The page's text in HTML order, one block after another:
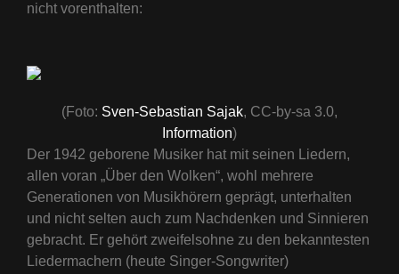
nicht vorenthalten:
(Foto: Sven-Sebastian Sajak, CC-by-sa 3.0,
Information)
Der 1942 geborene Musiker hat mit seinen Liedern,
allen voran „Über den Wolken“, wohl mehrere
Generationen von Musikhörern geprägt, unterhalten
und nicht selten auch zum Nachdenken und Sinnieren
gebracht. Er gehört zweifelsohne zu den bekanntesten
Liedermachern (heute Singer-Songwriter)